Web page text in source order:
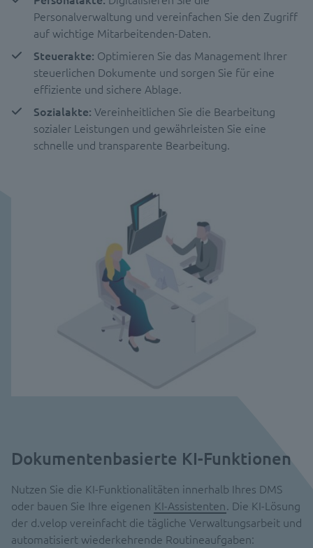
Personalverwaltung und vereinfachen Sie den Zugriff
auf wichtige Mitarbeitenden-Daten.
Steuerakte: Optimieren Sie das Management Ihrer
steuerlichen Dokumente und sorgen Sie für eine
effiziente und sichere Ablage.
Sozialakte: Vereinheitlichen Sie die Bearbeitung
sozialer Leistungen und gewährleisten Sie eine
schnelle und transparente Bearbeitung.
Dokumentenbasierte KI-Funktionen
Nutzen Sie die KI-Funktionalitäten innerhalb Ihres DMS
oder bauen Sie Ihre eigenen KI-Assistenten. Die KI-Lösung
der d.velop vereinfacht die tägliche Verwaltungsarbeit und
automatisiert wiederkehrende Routineaufgaben: